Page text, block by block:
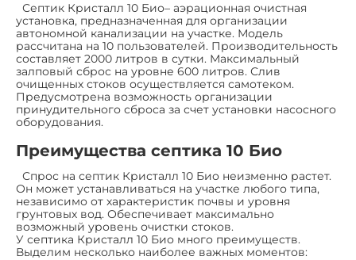
Септик Кристалл 10 Био– аэрационная очистная
установка, предназначенная для организации
автономной канализации на участке. Модель
рассчитана на 10 пользователей. Производительность
составляет 2000 литров в сутки. Максимальный
залповый сброс на уровне 600 литров. Слив
очищенных стоков осуществляется самотеком.
Предусмотрена возможность организации
принудительного сброса за счет установки насосного
оборудования.
Преимущества септика 10 Био
Спрос на септик Кристалл 10 Био неизменно растет.
Он может устанавливаться на участке любого типа,
независимо от характеристик почвы и уровня
грунтовых вод. Обеспечивает максимально
возможный уровень очистки стоков.
У септика Кристалл 10 Био много преимуществ.
Выделим несколько наиболее важных моментов: